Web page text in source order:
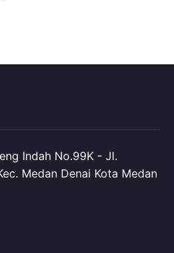
Indah No.99K - Jl.
Medan Denai Kota Medan